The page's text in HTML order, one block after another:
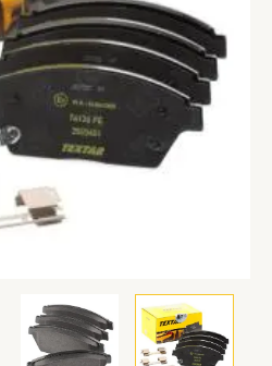
انسجنيا